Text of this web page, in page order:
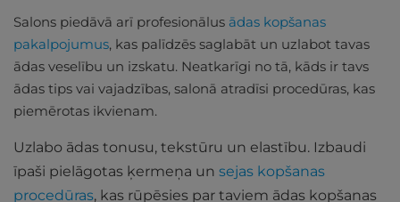
Salons piedāvā arī profesionālus ādas kopšanas
pakalpojumus, kas palīdzēs saglabāt un uzlabot tavas
ādas veselību un izskatu. Neatkarīgi no tā, kāds ir tavs
ādas tips vai vajadzības, salonā atradīsi procedūras, kas
piemērotas ikvienam.
Uzlabo ādas tonusu, tekstūru un elastību. Izbaudi
īpaši pielāgotas ķermeņa un sejas kopšanas
procedūras, kas rūpēsies par taviem ādas kopšanas